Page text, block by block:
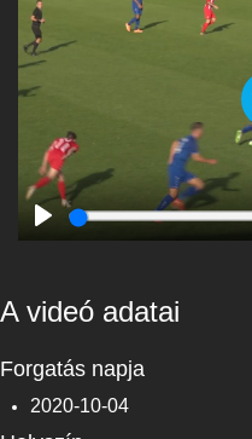
Play
A videó adatai
Forgatás napja
2020-10-04